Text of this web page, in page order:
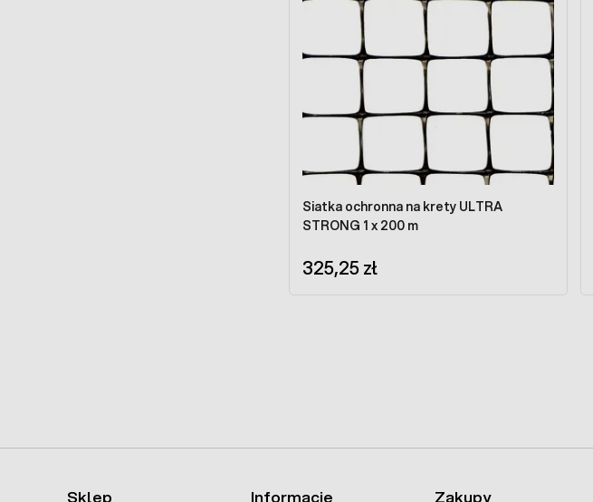
Siatka ochronna na krety ULTRA
STRONG 1 x 200 m
325,25 zł
Sklep Informacje Zakupy